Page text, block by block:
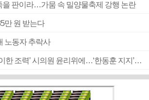
을 판이라…가뭄 속 밀양물축제 강행 논란
만 원 받는다
노동자 추락사
국힘 부산시당, ‘정이한 조력’ 시의원 윤리위에…‘한동훈 지지’도 신고접수